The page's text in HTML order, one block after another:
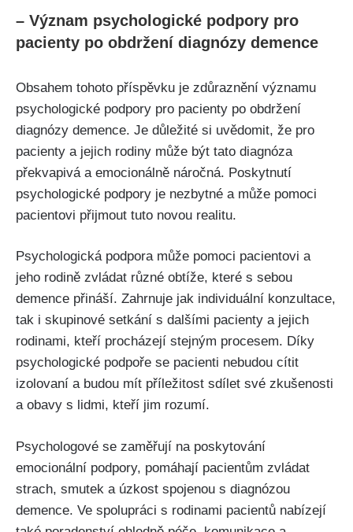
– Význam psychologické podpory pro
pacienty po obdržení diagnózy demence
Obsahem tohoto příspěvku je zdůraznění významu
psychologické podpory pro pacienty po obdržení
diagnózy demence. Je důležité si uvědomit, že pro
pacienty a jejich rodiny může být tato diagnóza
překvapivá a emocionálně náročná. Poskytnutí
psychologické podpory je nezbytné a může pomoci
pacientovi přijmout tuto novou realitu.
Psychologická podpora může pomoci pacientovi a
jeho rodině zvládat různé obtíže, které s sebou
demence přináší. Zahrnuje jak individuální konzultace,
tak i skupinové setkání s dalšími pacienty a jejich
rodinami, kteří procházejí stejným procesem. Díky
psychologické podpoře se pacienti nebudou cítit
izolovaní a budou mít příležitost sdílet své zkušenosti
a obavy s lidmi, kteří jim rozumí.
Psychologové se zaměřují na poskytování
emocionální podpory, pomáhají pacientům zvládat
strach, smutek a úzkost spojenou s diagnózou
demence. Ve spolupráci s rodinami pacientů nabízejí